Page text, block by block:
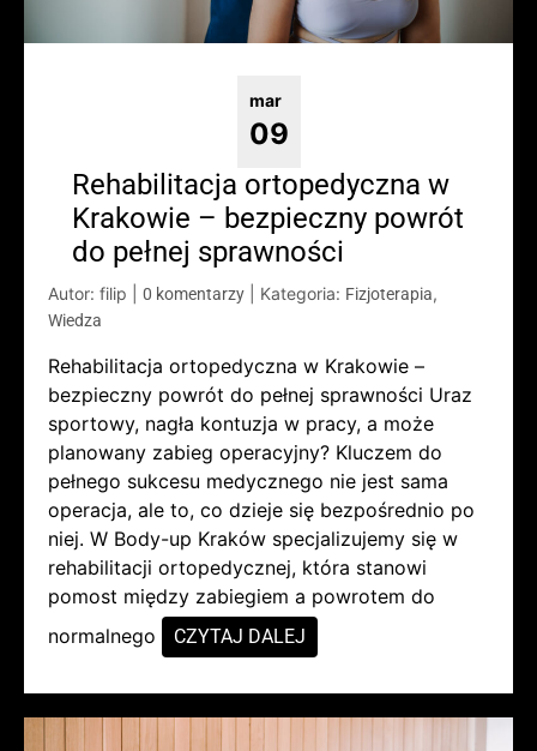
mar
09
Rehabilitacja ortopedyczna w
Krakowie – bezpieczny powrót
do pełnej sprawności
Autor: filip 0 komentarzy Kategoria: Fizjoterapia,
Wiedza
Rehabilitacja ortopedyczna w Krakowie –
bezpieczny powrót do pełnej sprawności Uraz
sportowy, nagła kontuzja w pracy, a może
planowany zabieg operacyjny? Kluczem do
pełnego sukcesu medycznego nie jest sama
operacja, ale to, co dzieje się bezpośrednio po
niej. W Body-up Kraków specjalizujemy się w
rehabilitacji ortopedycznej, która stanowi
pomost między zabiegiem a powrotem do
normalnego
CZYTAJ DALEJ